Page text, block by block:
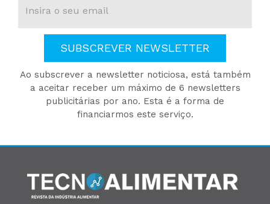
SUBSCREVER NEWSLETTER
Ao subscrever a newsletter noticiosa, está também
a aceitar receber um máximo de 6 newsletters
publicitárias por ano. Esta é a forma de
financiarmos este serviço.